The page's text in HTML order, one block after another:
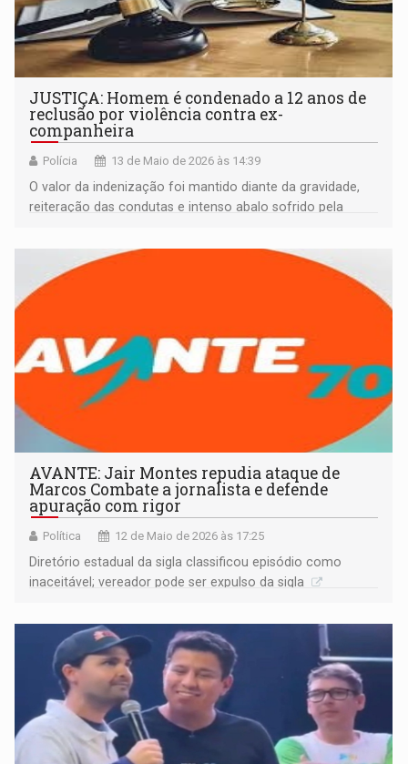
JUSTIÇA: Homem é condenado a 12 anos de
reclusão por violência contra ex-
companheira
Polícia 13 de Maio de 2026 às 14:39
O valor da indenização foi mantido diante da gravidade,
reiteração das condutas e intenso abalo sofrido pela
AVANTE: Jair Montes repudia ataque de
Marcos Combate a jornalista e defende
apuração com rigor
Política 12 de Maio de 2026 às 17:25
Diretório estadual da sigla classificou episódio como
inaceitável; vereador pode ser expulso da sigla